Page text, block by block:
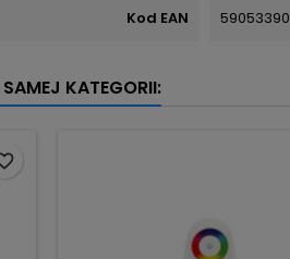
Kod EAN
KATEGORII: